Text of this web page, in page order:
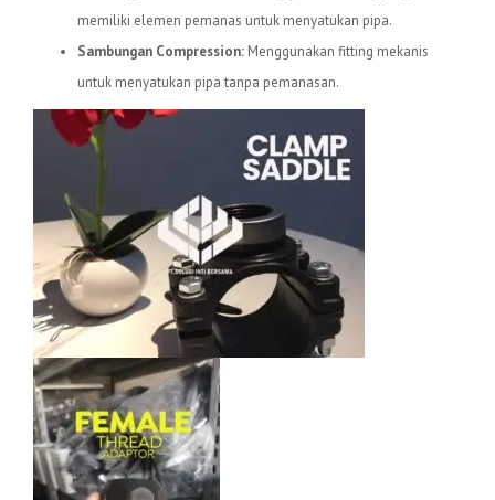
memiliki elemen pemanas untuk menyatukan pipa.
Sambungan Compression: Menggunakan fitting mekanis
untuk menyatukan pipa tanpa pemanasan.